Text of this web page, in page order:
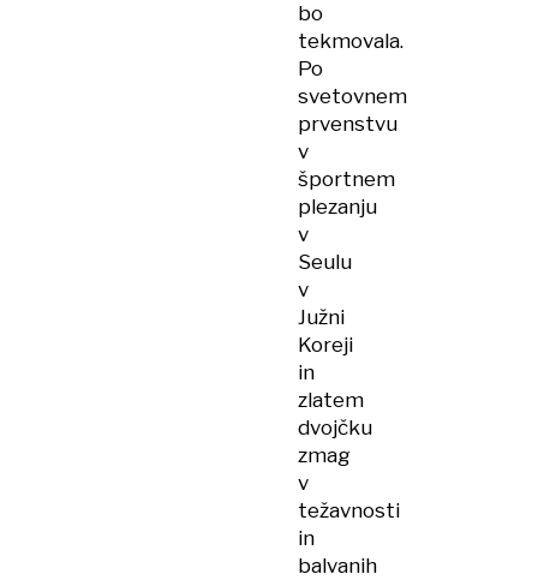
bo
tekmovala.
Po
svetovnem
prvenstvu
v
športnem
plezanju
v
Seulu
v
Južni
Koreji
in
zlatem
dvojčku
zmag
v
težavnosti
in
balvanih